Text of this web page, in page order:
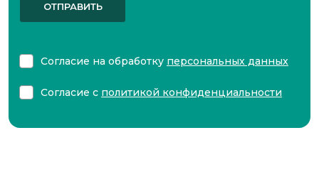
ОТПРАВИТЬ
Согласие на обработку персональных данных
Согласие с политикой конфиденциальности